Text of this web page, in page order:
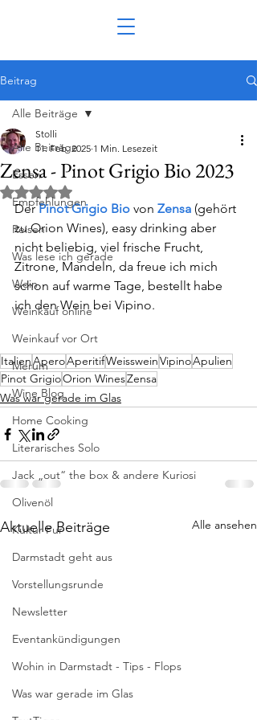
Beitrag
Alle Beiträge
Essen
Empfehlungen
Reisen
Was lese ich gerade
Wein
Weinkauf online
Weinkauf vor Ort
Merum
Wine Blog
Home Cooking
Literarisches Solo
Jack „out“ the box & andere Kuriosi
Olivenöl
Kultur Pur
Darmstadt geht aus
Vorstellungsrunde
Newsletter
Eventankündigungen
Wohin in Darmstadt - Tips - Flops
Was war gerade im Glas
Alle Beiträge
Zensa - Pinot Grigio Bio 2023
Stolli
11. Feb. 2025 1 Min. Lesezeit
Mit NaN von 5 Sternen bewertet.
Der Pinot Grigio Bio von Zensa (gehört
zu Orion Wines), easy drinking aber
nicht beliebig, viel frische Frucht,
Zitrone, Mandeln, da freue ich mich
schon auf warme Tage, bestellt habe
ich den Wein bei Vipino.
ItalienAperoAperitifWeissweinVipinoApulien
Pinot GrigioOrion WinesZensa
Was war gerade im Glas
Aktuelle Beiträge Alle ansehen